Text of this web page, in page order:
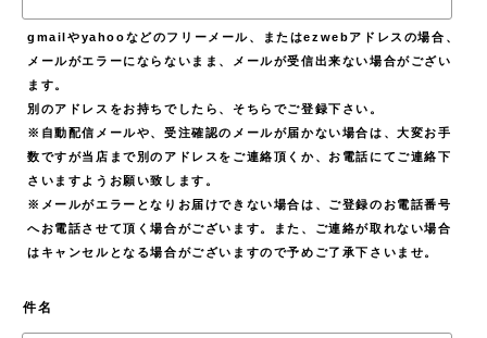
gmailやyahooなどのフリーメール、またはezwebアドレスの場合、
メールがエラーにならないまま、メールが受信出来ない場合がござい
ます。
別のアドレスをお持ちでしたら、そちらでご登録下さい。
※自動配信メールや、受注確認のメールが届かない場合は、大変お手
数ですが当店まで別のアドレスをご連絡頂くか、お電話にてご連絡下
さいますようお願い致します。
※メールがエラーとなりお届けできない場合は、ご登録のお電話番号
へお電話させて頂く場合がございます。また、ご連絡が取れない場合
はキャンセルとなる場合がございますので予めご了承下さいませ。
件名